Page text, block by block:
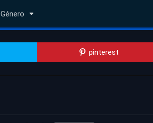
Género
pinterest